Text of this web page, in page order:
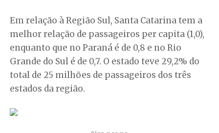
Em relação à Região Sul, Santa Catarina tem a
melhor relação de passageiros per capita (1,0),
enquanto que no Paraná é de 0,8 e no Rio
Grande do Sul é de 0,7. O estado teve 29,2% do
total de 25 milhões de passageiros dos três
estados da região.